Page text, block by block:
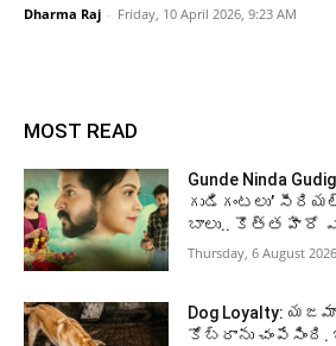
Dharma Raj - Friday, 10 April 2026, 9:23 AM
MOST READ
Gunde Ninda
గుడిగంటలు’
బాలు.. కొత్త హీరో
Thursday, 6 August
Dog Loyalty:
కోబ్రాను